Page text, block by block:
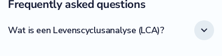
Frequently asked questions
Wat is een Levenscyclusanalyse (LCA)?